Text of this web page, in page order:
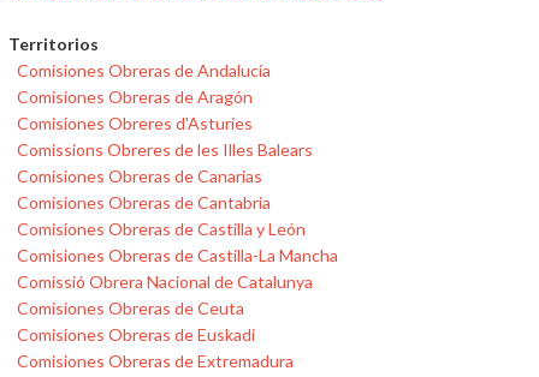
Territorios
Comisiones Obreras de Andalucía
Comisiones Obreras de Aragón
Comisiones Obreres d'Asturies
Comissions Obreres de les Illes Balears
Comisiones Obreras de Canarias
Comisiones Obreras de Cantabria
Comisiones Obreras de Castilla y León
Comisiones Obreras de Castilla-La Mancha
Comissió Obrera Nacional de Catalunya
Comisiones Obreras de Ceuta
Comisiones Obreras de Euskadi
Comisiones Obreras de Extremadura